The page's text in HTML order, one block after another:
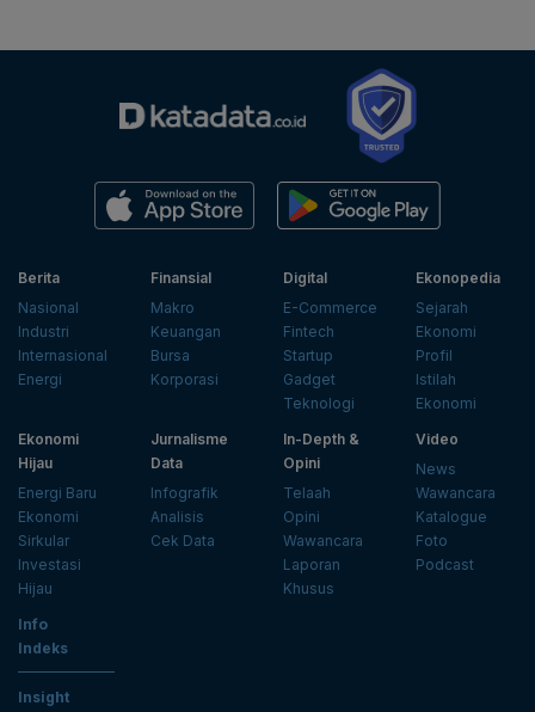
Berita
Nasional
Industri
Internasional
Energi
Finansial
Makro
Keuangan
Bursa
Korporasi
Digital
E-Commerce
Fintech
Startup
Gadget
Teknologi
Ekonopedia
Sejarah
Ekonomi
Profil
Istilah
Ekonomi
Ekonomi
Hijau
Energi Baru
Ekonomi
Sirkular
Investasi
Hijau
Jurnalisme
Data
Infografik
Analisis
Cek Data
In-Depth &
Opini
Telaah
Opini
Wawancara
Laporan
Khusus
Video
News
Wawancara
Katalogue
Foto
Podcast
Info
Indeks
Insight